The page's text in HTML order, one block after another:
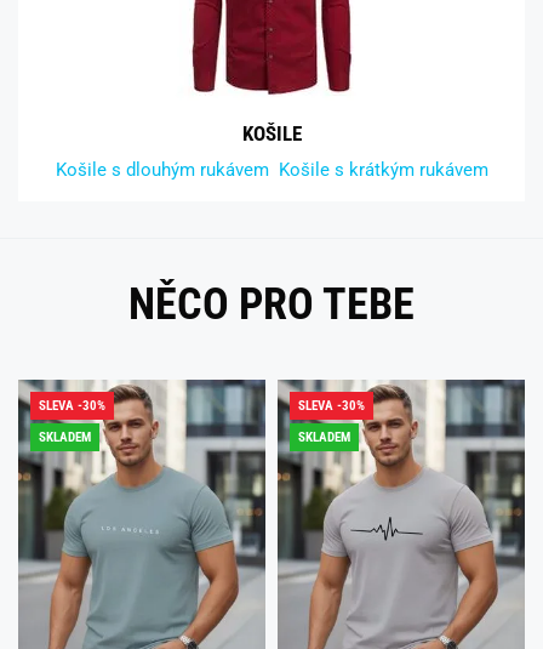
KOŠILE
Košile s dlouhým rukávem Košile s krátkým rukávem
NĚCO PRO TEBE
SLEVA -30%
SKLADEM
SLEVA -30%
SKLADEM